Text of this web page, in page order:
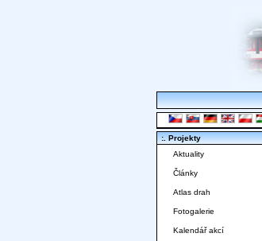
:. Projekty
Aktuality
Články
Atlas drah
Fotogalerie
Kalendář akcí